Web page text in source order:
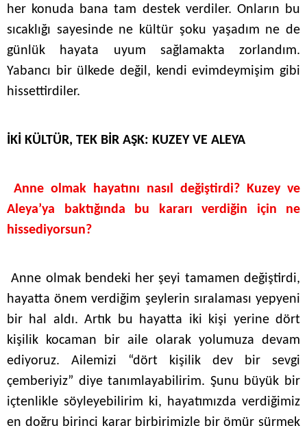
her konuda bana tam destek verdiler. Onların bu
sıcaklığı sayesinde ne kültür şoku yaşadım ne de
günlük hayata uyum sağlamakta zorlandım.
Yabancı bir ülkede değil, kendi evimdeymişim gibi
hissettirdiler.
İKİ KÜLTÜR, TEK BİR AŞK: KUZEY VE ALEYA
Anne olmak hayatını nasıl değiştirdi? Kuzey ve
Aleya’ya baktığında bu kararı verdiğin için ne
hissediyorsun?
Anne olmak bendeki her şeyi tamamen değiştirdi,
hayatta önem verdiğim şeylerin sıralaması yepyeni
bir hal aldı. Artık bu hayatta iki kişi yerine dört
kişilik kocaman bir aile olarak yolumuza devam
ediyoruz. Ailemizi “dört kişilik dev bir sevgi
çemberiyiz” diye tanımlayabilirim. Şunu büyük bir
içtenlikle söyleyebilirim ki, hayatımızda verdiğimiz
en doğru birinci karar birbirimizle bir ömür sürmek